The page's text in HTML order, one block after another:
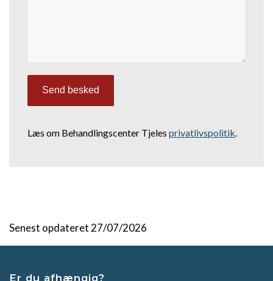
Læs om Behandlingscenter Tjeles privatlivspolitik
Senest opdateret 27/07/2026
Er du afhængig?